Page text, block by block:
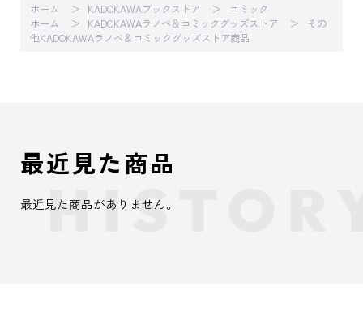
ホーム KADOKAWAブックストア
コミック
ホーム
KADOKAWAラノベ＆コミックグッズストア
その
他KADOKAWAラノベ＆コミックグッズストア商品
最近見た商品
最近見た商品がありません。